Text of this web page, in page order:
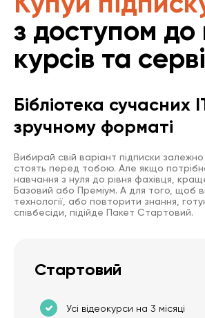
з доступом до
курсів та
Бібліотека сучасних
зручному форматі
Вибирай свій варіант підписки
стоять перед тобою. Але якщо
навчання з нуля до рівня фахівця,
Базовий або Преміум. А для того, щоб
технології, або повторити знання,
співбесіди, підійде Пакет Стартовий.
Стартовий
Усі відеокурси на 3 місяці